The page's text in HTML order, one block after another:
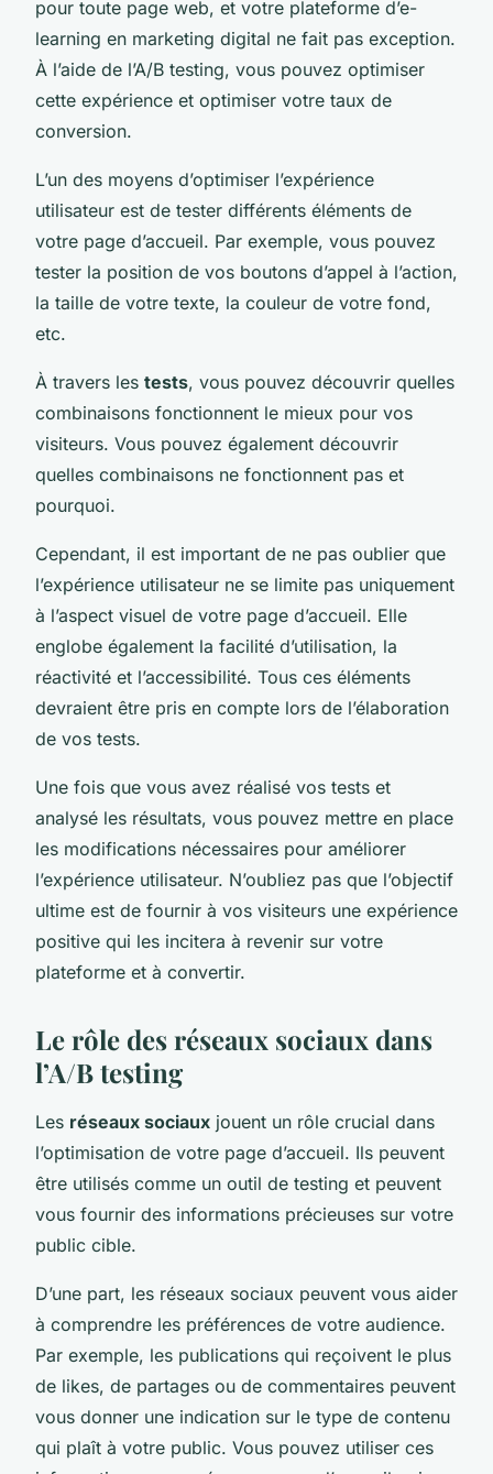
pour toute page web, et votre plateforme d’e-
learning en marketing digital ne fait pas exception.
À l’aide de l’A/B testing, vous pouvez optimiser
cette expérience et optimiser votre taux de
conversion.
L’un des moyens d’optimiser l’expérience
utilisateur est de tester différents éléments de
votre page d’accueil. Par exemple, vous pouvez
tester la position de vos boutons d’appel à l’action,
la taille de votre texte, la couleur de votre fond,
etc.
À travers les tests, vous pouvez découvrir quelles
combinaisons fonctionnent le mieux pour vos
visiteurs. Vous pouvez également découvrir
quelles combinaisons ne fonctionnent pas et
pourquoi.
Cependant, il est important de ne pas oublier que
l’expérience utilisateur ne se limite pas uniquement
à l’aspect visuel de votre page d’accueil. Elle
englobe également la facilité d’utilisation, la
réactivité et l’accessibilité. Tous ces éléments
devraient être pris en compte lors de l’élaboration
de vos tests.
Une fois que vous avez réalisé vos tests et
analysé les résultats, vous pouvez mettre en place
les modifications nécessaires pour améliorer
l’expérience utilisateur. N’oubliez pas que l’objectif
ultime est de fournir à vos visiteurs une expérience
positive qui les incitera à revenir sur votre
plateforme et à convertir.
Le rôle des réseaux sociaux dans
l’A/B testing
Les réseaux sociaux jouent un rôle crucial dans
l’optimisation de votre page d’accueil. Ils peuvent
être utilisés comme un outil de testing et peuvent
vous fournir des informations précieuses sur votre
public cible.
D’une part, les réseaux sociaux peuvent vous aider
à comprendre les préférences de votre audience.
Par exemple, les publications qui reçoivent le plus
de likes, de partages ou de commentaires peuvent
vous donner une indication sur le type de contenu
qui plaît à votre public. Vous pouvez utiliser ces